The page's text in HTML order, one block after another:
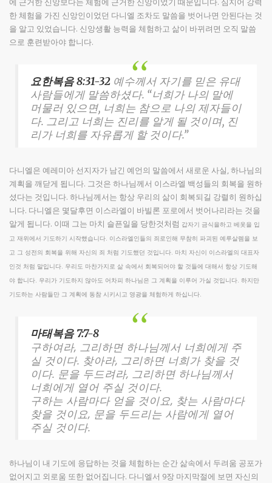
한 체험을 가진 신앙인이었던 다니엘 조차도 말씀을 벗어나면 안된다는 것
을 알고 있었습니다. 신앙생활 능력을 체험하고 삶이 바뀌려면 오직 말씀
으로 훈련받아야 합니다.
요한복음 8:31-32 예수께서 자기를 믿은 유대
사람들에게 말씀하셨다. “너희가 나의 말에
머물러 있으면, 너희는 참으로 나의 제자들이
다. 그리고 너희는 진리를 알게 될 것이며, 진
리가 너희를 자유롭게 할 것이다.”
다니엘은 예레미아 선지자가 남긴 예언의 말씀에서 새로운 사실, 하나님의
계획을 깨닫게 됩니다. 그것은 하나님께서 이스라엘 백성들의 회복을 원하
셨다는 것입니다. 하나님께서는 항상 우리의 삶이 회복되길 강렬히 원하십
니다. 다니엘은 몇달후면 이스라엘이 바빌론 포로에서 벗어나리라는 것을
알게 됩니다. 이때 그는 마치 슬픈일을 당한것처럼 갑자기 금식을하고 베옷을 입
고 재위에서 기도하기 시작했습니다. 이스라엘인들의 죄로인해 무참히 파괴된 예루살렘을 보
고 그 성전의 회복을 위해 자신의 죄 처럼 기도했던 것입니다. 마치 자신이 이스라엘의 대표자
인것 처럼 말입니다. 우리도 마찬가지로 삶 속에서 회복되어야 할 것들에 대해서 항상 기도해
야 합니다. 우리가 기도하지 않아도 어차피 하나님은 그 계획을 이루어 가실 것입니다. 하지만
기도하는 사람들만 그 계획에 동참 시키시고 영광을 체험하게 하십니다.
마태복음 7:7-8
구하여라, 그리하면 하나님께서 너희에게 주
실 것이다. 찾아라, 그리하면 너희가 찾을 것
이다. 문을 두드려라, 그리하면 하나님께서
너희에게 열어 주실 것이다.
구하는 사람마다 얻을 것이요, 찾는 사람마다
찾을 것이요, 문을 두드리는 사람에게 열어
주실 것이다.
하나님이 내 기도에 응답하는 것을 체험하는 순간 삶속에서 두려움 공포가
없어지고 외로움 또한 없어집니다. 다니엘서 9장 마지막절에 보면 자신의